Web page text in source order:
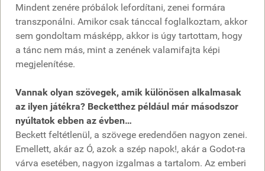
Mindent zenére próbálok lefordítani, zenei formára
transzponálni. Amikor csak tánccal foglalkoztam, akkor
sem gondoltam másképp, akkor is úgy tartottam, hogy
a tánc nem más, mint a zenének valamifajta képi
megjelenítése.
Vannak olyan szövegek, amik különösen alkalmasak
az ilyen játékra? Becketthez például már másodszor
nyúltatok ebben az évben…
Beckett feltétlenül, a szövege eredendően nagyon zenei.
Emellett, akár az Ó, azok a szép napok!, akár a Godot-ra
várva esetében, nagyon izgalmas a tartalom. Az emberi